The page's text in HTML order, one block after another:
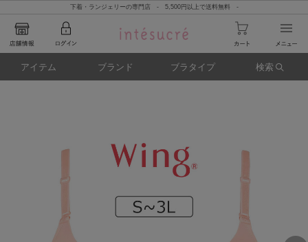
下着・ランジェリーの専門店 - 5,500円以上で送料無料 -
アイテム ブランド ブラタイプ 検索